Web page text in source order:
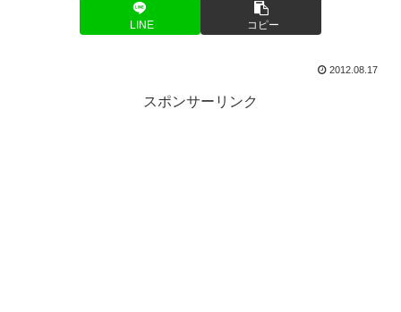
LINE コピー
2012.08.17
スポンサーリンク